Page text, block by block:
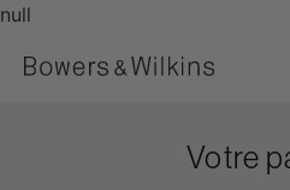
null
Votre